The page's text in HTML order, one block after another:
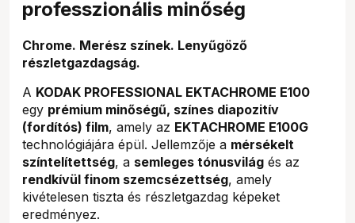
professzionális minőség
Chrome. Merész színek. Lenyűgöző
részletgazdagság.
A KODAK PROFESSIONAL EKTACHROME E100
egy prémium minőségű, színes diapozitív
(fordítós) film, amely az EKTACHROME E100G
technológiájára épül. Jellemzője a mérsékelt
színtelítettség, a semleges tónusvilág és az
rendkívül finom szemcsézettség, amely
kivételesen tiszta és részletgazdag képeket
eredményez.